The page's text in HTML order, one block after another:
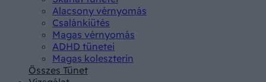
Alacsony vérnyomás
Csalánkiütés
Magas vérnyomás
ADHD tünetei
Magas koleszterin
Összes Tünet